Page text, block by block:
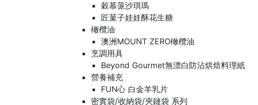
穀慕蒎沙琪瑪
匠菓子娃娃酥花生糖
橄欖油
澳洲MOUNT ZERO橄欖油
烹調用具
Beyond Gourmet無漂白防沾烘焙料理紙
營養補充
FUN心 白金羊乳片
密實袋/收納袋/夾鏈袋 系列